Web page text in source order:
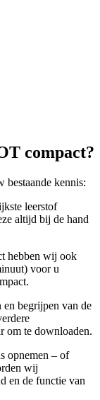
compact?
kennis:
leerstof
altijd bij de hand
hebben wij ook
voor u
begrijpen van de
om te downloaden.
opnemen – of
wij
en de functie van